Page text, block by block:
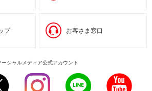
プ お客さま窓口
ーシャルメディア公式アカウント